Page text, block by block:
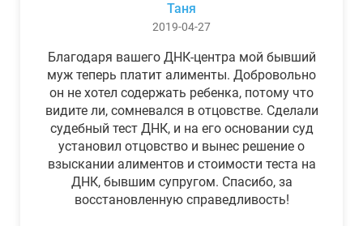
Таня
2019-04-27
Благодаря вашего ДНК-центра мой бывший
муж теперь платит алименты. Добровольно
он не хотел содержать ребенка, потому что
видите ли, сомневался в отцовстве. Сделали
судебный тест ДНК, и на его основании суд
установил отцовство и вынес решение о
взыскании алиментов и стоимости теста на
ДНК, бывшим супругом. Спасибо, за
восстановленную справедливость!